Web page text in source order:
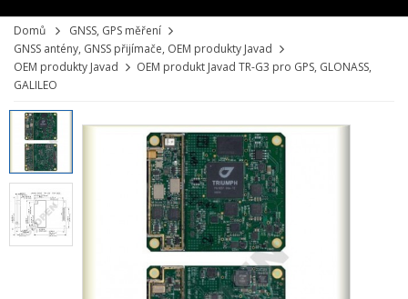
HOME
LASEROVÉ DÁLKOMĚRY
NIVELAČNÍ PŘÍSTROJE
STAVEBNÍ LASERY
DOKUMENTACE VE 3D
GNSS, GPS MĚŘENÍ
Domů
GNSS, GPS měření
GNSS antény, GNSS přijímače, OEM produkty Javad
OEM produkty Javad
OEM produkt Javad TR-G3 pro GPS, GLONASS,
GALILEO